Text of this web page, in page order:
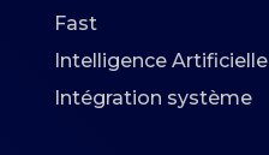
Fast
Intelligence Artificielle
Intégration système